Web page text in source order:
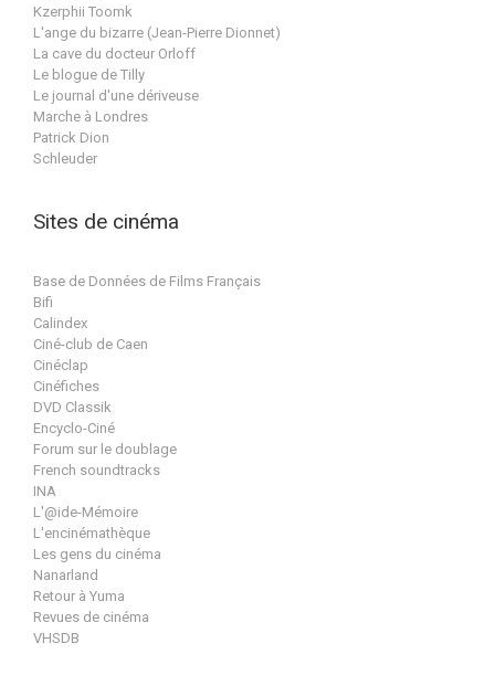
Kzerphii Toomk
L'ange du bizarre (Jean-Pierre Dionnet)
La cave du docteur Orloff
Le blogue de Tilly
Le journal d'une dériveuse
Marche à Londres
Patrick Dion
Schleuder
Sites de cinéma
Base de Données de Films Français
Bifi
Calindex
Ciné-club de Caen
Cinéclap
Cinéfiches
DVD Classik
Encyclo-Ciné
Forum sur le doublage
French soundtracks
INA
L'@ide-Mémoire
L'encinémathèque
Les gens du cinéma
Nanarland
Retour à Yuma
Revues de cinéma
VHSDB